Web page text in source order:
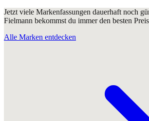
Jetzt viele Markenfassungen dauerhaft noch
Fielmann bekommst du immer den besten
Alle Marken entdecken